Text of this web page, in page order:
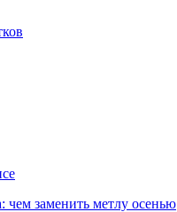
чем заменить метлу осенью